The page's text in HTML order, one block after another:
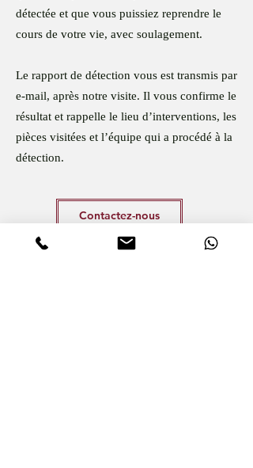
détectée et que vous puissiez reprendre le
cours de votre vie, avec soulagement.
Le rapport de détection vous est transmis par
e-mail, après notre visite. Il vous confirme le
résultat et rappelle le lieu d’interventions, les
pièces visitées et l’équipe qui a procédé à la
détection.
Contactez-nous
Vous pensez héberger des punaises de lit ?